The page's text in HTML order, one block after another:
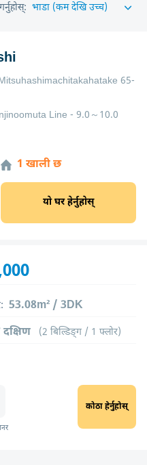
65-
Line - 9.0～10.0
1 खाली छ
यो घर हेर्नुहोस्
53.08m² / 3DK
(2 बिल्डिङ्ग / 1 फ्लोर)
कोठा हेर्नुहोस्